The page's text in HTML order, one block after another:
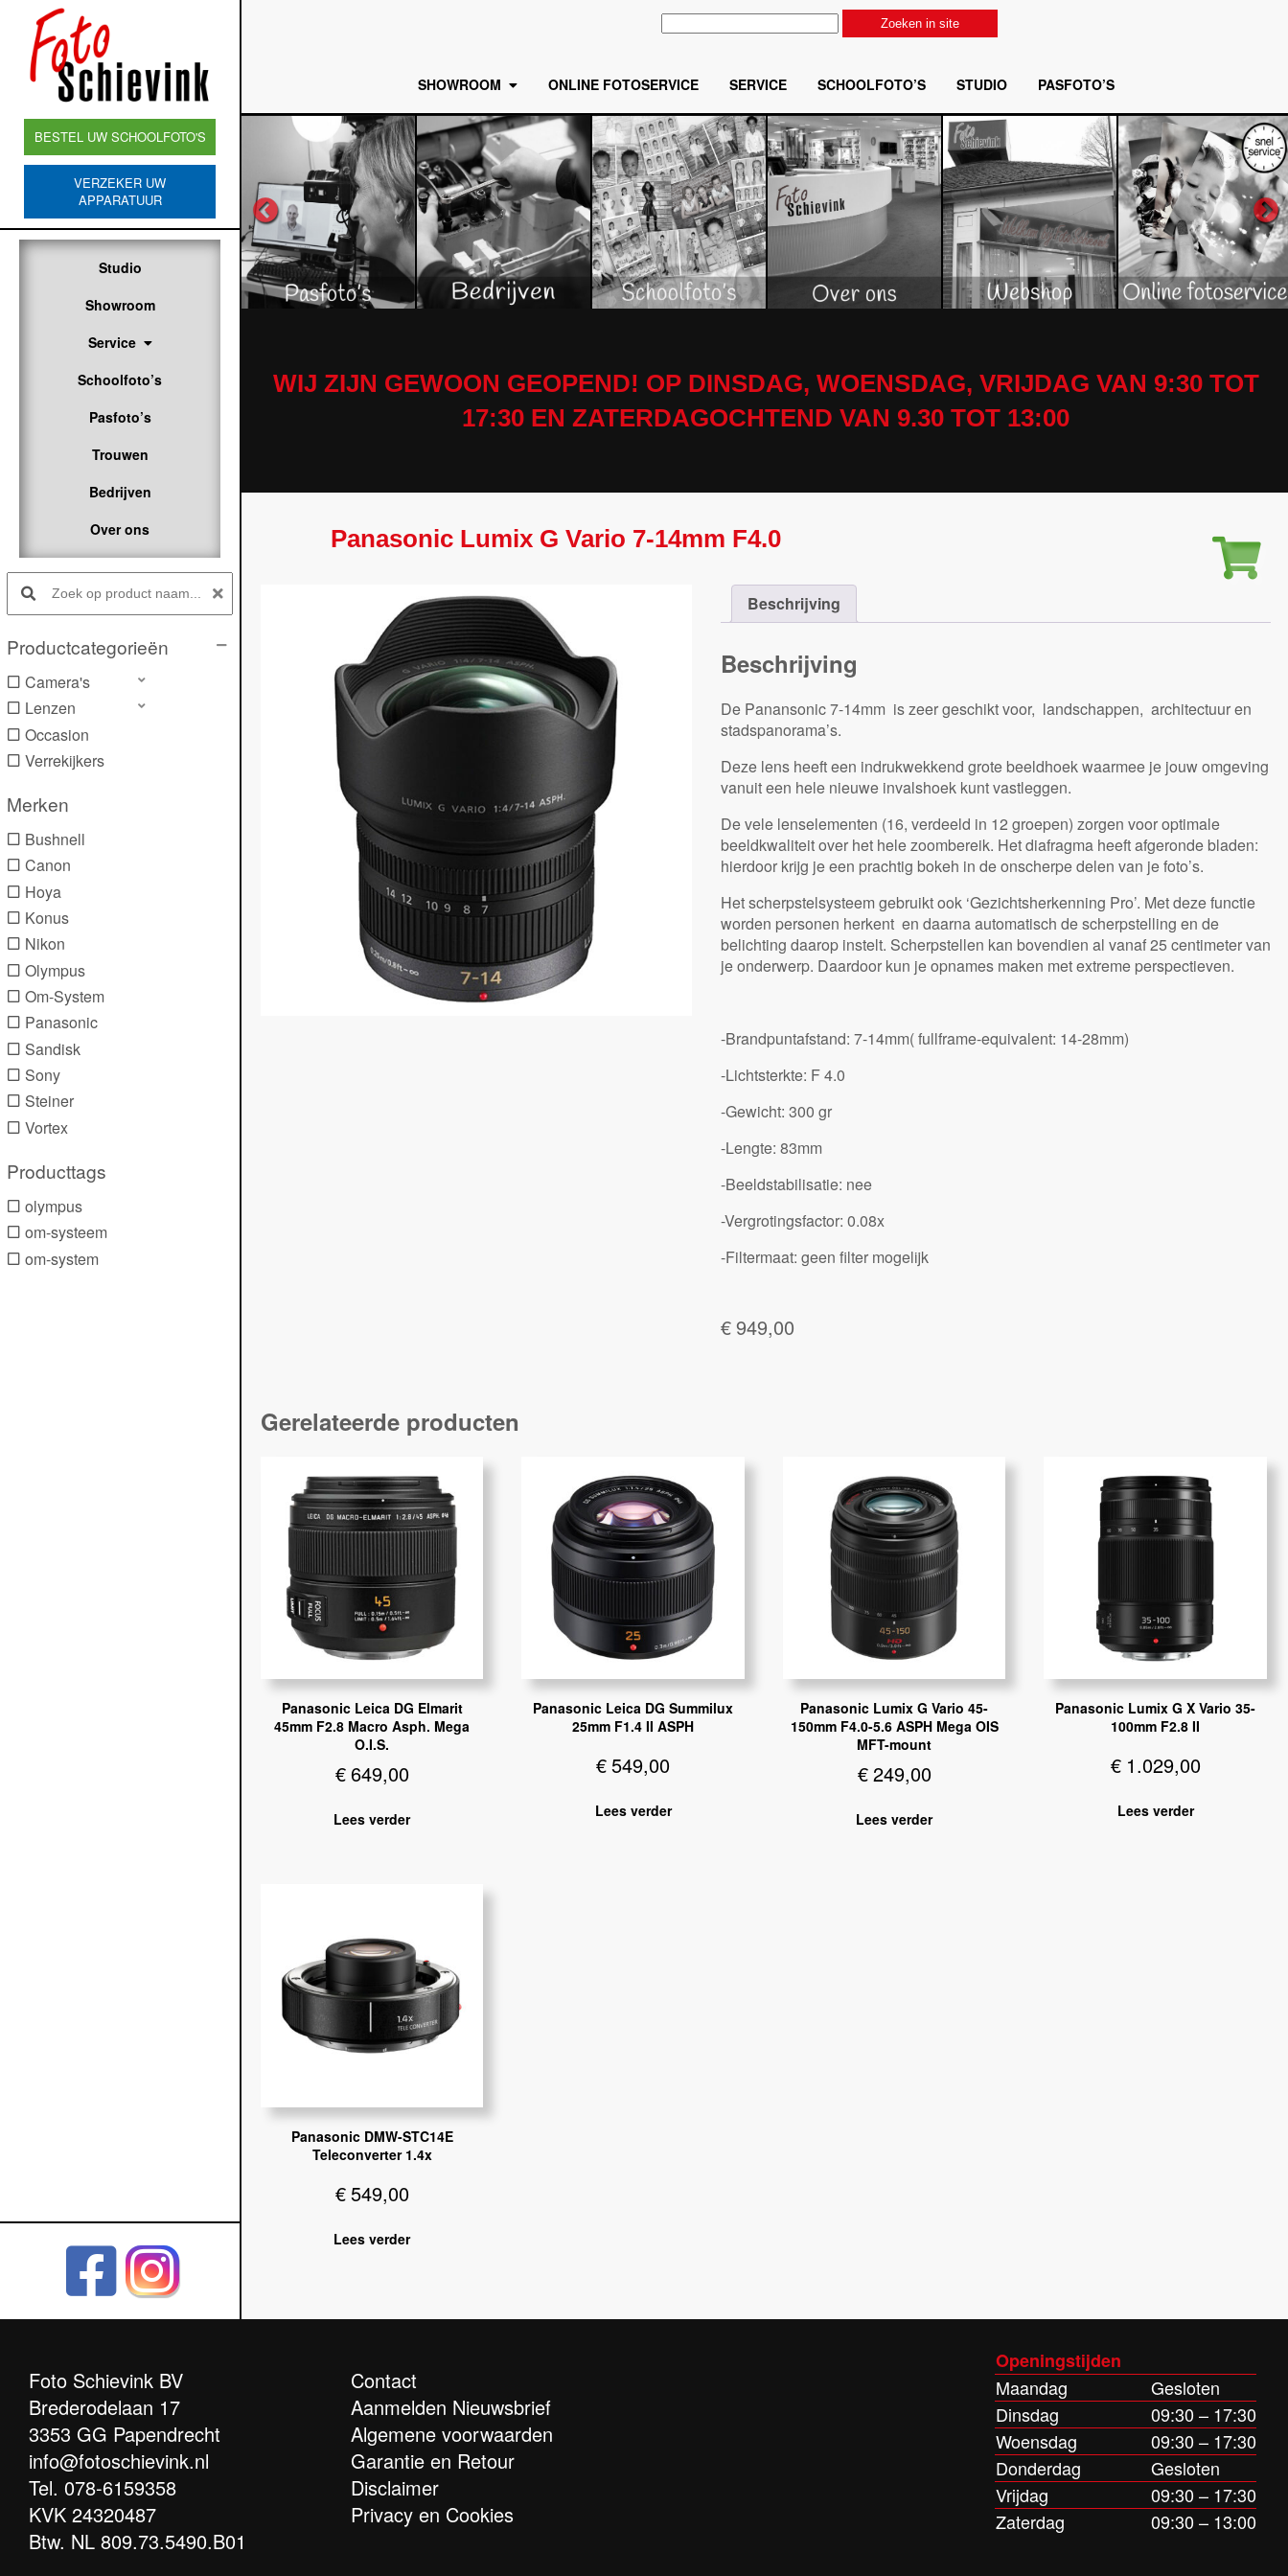
BESTEL UW SCHOOLFOTO'S
VERZEKER UW
APPARATUUR
Studio
Showroom
Service
Schoolfoto’s
Pasfoto’s
Trouwen
Bedrijven
Over ons
Search products:
Productcategorieën
Camera's
Lenzen
Occasion
Verrekijkers
Merken
Bushnell
Canon
Hoya
Konus
Nikon
Olympus
Om-System
Panasonic
Sandisk
Sony
Steiner
Vortex
Producttags
olympus
om-systeem
om-system
Zoeken in site
SHOWROOM ONLINE FOTOSERVICE SERVICE SCHOOLFOTO’S STUDIO PASFOTO’S
WIJ ZIJN GEWOON GEOPEND! OP DINSDAG, WOENSDAG, VRIJDAG VAN 9:30 TOT
17:30 EN ZATERDAGOCHTEND VAN 9.30 TOT 13:00
Panasonic Lumix G Vario 7-14mm F4.0
Beschrijving
Beschrijving
De Panansonic 7-14mm is zeer geschikt voor, landschappen, architectuur en
stadspanorama’s.
Deze lens heeft een indrukwekkend grote beeldhoek waarmee je jouw omgeving
vanuit een hele nieuwe invalshoek kunt vastleggen.
De vele lenselementen (16, verdeeld in 12 groepen) zorgen voor optimale
beeldkwaliteit over het hele zoombereik. Het diafragma heeft afgeronde bladen:
hierdoor krijg je een prachtig bokeh in de onscherpe delen van je foto’s.
Het scherpstelsysteem gebruikt ook ‘Gezichtsherkenning Pro’. Met deze functie
worden personen herkent en daarna automatisch de scherpstelling en de
belichting daarop instelt. Scherpstellen kan bovendien al vanaf 25 centimeter van
je onderwerp. Daardoor kun je opnames maken met extreme perspectieven.
-Brandpuntafstand: 7-14mm( fullframe-equivalent: 14-28mm)
-Lichtsterkte: F 4.0
-Gewicht: 300 gr
-Lengte: 83mm
-Beeldstabilisatie: nee
-Vergrotingsfactor: 0.08x
-Filtermaat: geen filter mogelijk
€949,00
Gerelateerde producten
Panasonic Leica DG Elmarit
45mm F2.8 Macro Asph. Mega
O.I.S.
€649,00
Lees verder
Panasonic Leica DG Summilux
25mm F1.4 II ASPH
€549,00
Lees verder
Panasonic Lumix G Vario 45-
150mm F4.0-5.6 ASPH Mega OIS
MFT-mount
€249,00
Lees verder
Panasonic Lumix G X Vario 35-
100mm F2.8 II
€ 1.029,00
Lees verder
Panasonic DMW-STC14E
Teleconverter 1.4x
€549,00
Lees verder
Foto Schievink BV
Brederodelaan 17
3353 GG Papendrecht
info@fotoschievink.nl
Tel. 078-6159358
KVK 24320487
Btw. NL 809.73.5490.B01
Contact
Aanmelden Nieuwsbrief
Algemene voorwaarden
Garantie en Retour
Disclaimer
Privacy en Cookies
Openingstijden
Maandag
Gesloten
Dinsdag
09:30 – 17:30
Woensdag
09:30 – 17:30
Donderdag
Gesloten
Vrijdag
09:30 – 17:30
Zaterdag
09:30 – 13:00